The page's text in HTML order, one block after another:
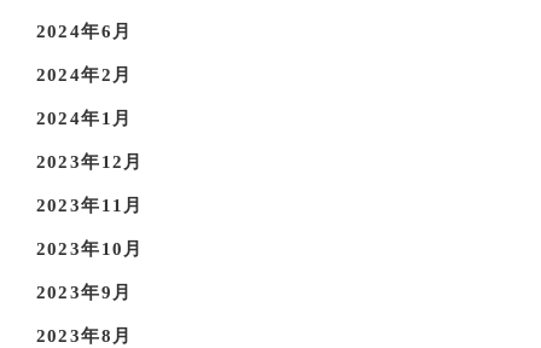
2024年6月
2024年2月
2024年1月
2023年12月
2023年11月
2023年10月
2023年9月
2023年8月